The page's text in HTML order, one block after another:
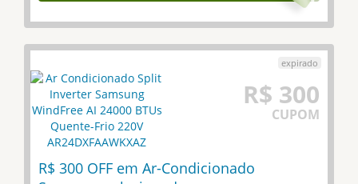
R$ 300
CUPOM
R$ 300 OFF em Ar-Condicionado